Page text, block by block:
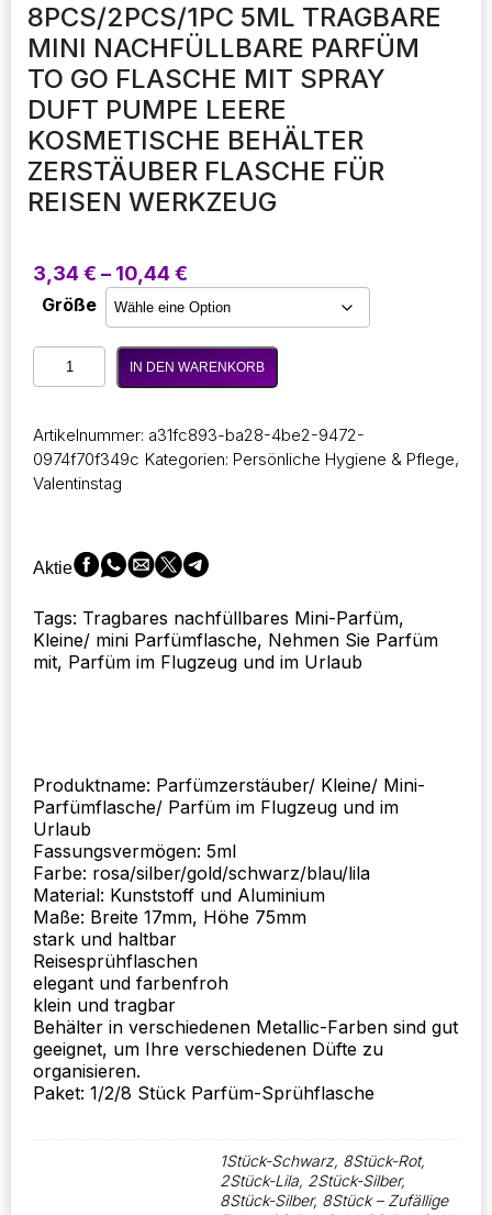
8PCS/2PCS/1PC 5ML TRAGBARE
MINI NACHFÜLLBARE PARFÜM
TO GO FLASCHE MIT SPRAY
DUFT PUMPE LEERE
KOSMETISCHE BEHÄLTER
ZERSTÄUBER FLASCHE FÜR
REISEN WERKZEUG
3,34 € – 10,44 €
3,34 €
bis
10,44 €
Größe
8Pcs/2Pcs/1Pc
5Ml
Nachfüllbare
Parfüm
To
Spray
Pumpe
Leere
Kosmetische
Reisen
Werkzeug
Menge
IN DEN WARENKORB
Artikelnummer: a31fc893-ba28-4be2-9472-
0974f70f349c Kategorien: Persönliche Hygiene & Pflege,
Valentinstag
Aktie
Tags: Tragbares nachfüllbares Mini-Parfüm,
Kleine/ mini Parfümflasche, Nehmen Sie Parfüm
mit, Parfüm im Flugzeug und im Urlaub
Produktname: Parfümzerstäuber/ Kleine/ Mini-
Parfümflasche/ Parfüm im Flugzeug und im
Urlaub
Fassungsvermögen: 5ml
Farbe: rosa/silber/gold/schwarz/blau/lila
Material: Kunststoff und Aluminium
Maße: Breite 17mm, Höhe 75mm
stark und haltbar
Reisesprühflaschen
elegant und farbenfroh
klein und tragbar
Behälter in verschiedenen Metallic-Farben sind gut
geeignet, um Ihre verschiedenen Düfte zu
organisieren.
Paket: 1/2/8 Stück Parfüm-Sprühflasche
1Stück-Schwarz, 8Stück-Rot,
2Stück-Lila, 2Stück-Silber,
8Stück-Silber, 8Stück – Zufällige